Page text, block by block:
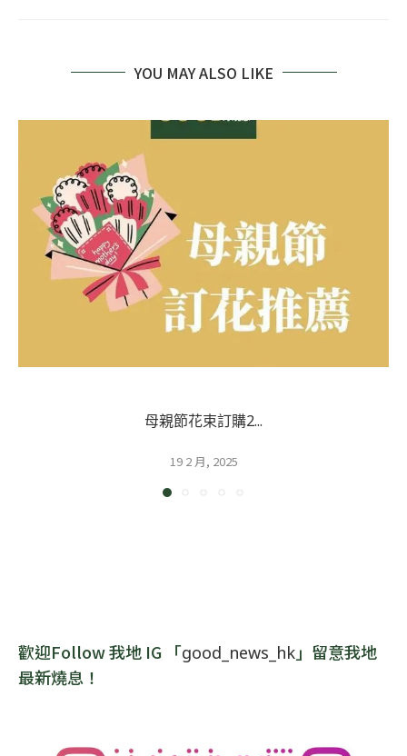
YOU MAY ALSO LIKE
母親節花束訂購2...
19 2 月, 2025
歡迎Follow 我地 IG 「good_news_hk 」留意我地
最新燒息！